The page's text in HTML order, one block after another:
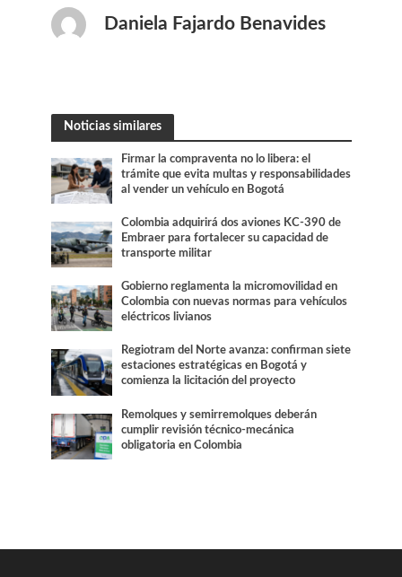
Daniela Fajardo Benavides
Noticias similares
Firmar la compraventa no lo libera: el
trámite que evita multas y responsabilidades
al vender un vehículo en Bogotá
Colombia adquirirá dos aviones KC-390 de
Embraer para fortalecer su capacidad de
transporte militar
Gobierno reglamenta la micromovilidad en
Colombia con nuevas normas para vehículos
eléctricos livianos
Regiotram del Norte avanza: confirman siete
estaciones estratégicas en Bogotá y
comienza la licitación del proyecto
Remolques y semirremolques deberán
cumplir revisión técnico-mecánica
obligatoria en Colombia